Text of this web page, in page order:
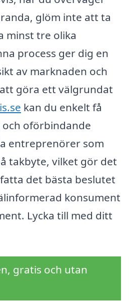
glöm inte att ta
minst tre olika
process ger dig en
av marknaden och
göra ett välgrundat
kan du enkelt få
oförbindande
entreprenörer som
takbyte, vilket gör det
det bästa beslutet
konsument
Lycka till med ditt
gratis och utan